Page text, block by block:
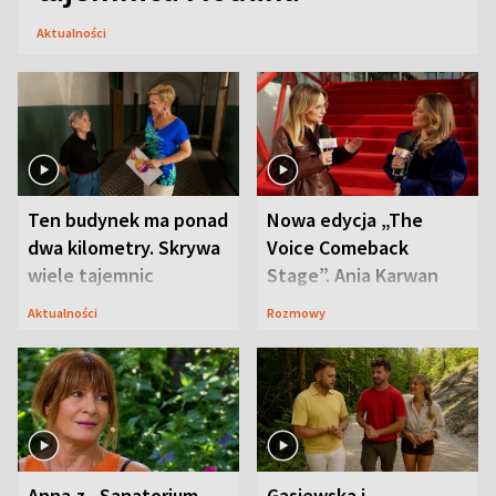
Aktualności
Ten budynek ma ponad
dwa kilometry. Skrywa
wiele tajemnic
Aktualności
Nowa edycja „The
Voice Comeback
Stage”. Ania Karwan
zapowiada
Rozmowy